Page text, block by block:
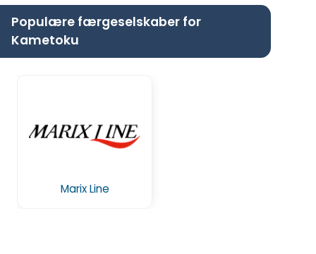
Populære færgeselskaber for
Kametoku
Marix Line